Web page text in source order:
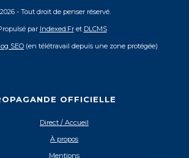
- Tout droit de penser réservé.
par Indexed.Fret DLCMS
SEO (en télétravail depuis une zone protégée)
OFFICIELLE
Direct / Accueil
À propos
Mentions